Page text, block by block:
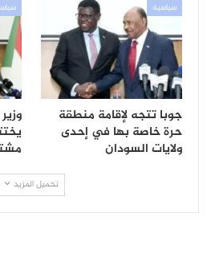
سياسية
جوبا تتجه لإقامة منطقة
حرة خاصة بها في إحدى
ولايات السودان
تحميل المزيد